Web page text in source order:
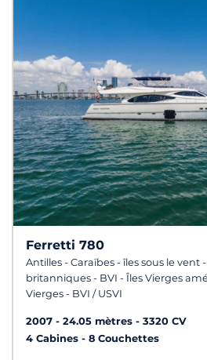
Ferretti 780
Antilles - Caraïbes - îles sous le vent
britanniques - BVI - Îles Vierges
Vierges - BVI / USVI
2007 24.05 mètres
3320 CV
4 Cabines
8 Couchettes